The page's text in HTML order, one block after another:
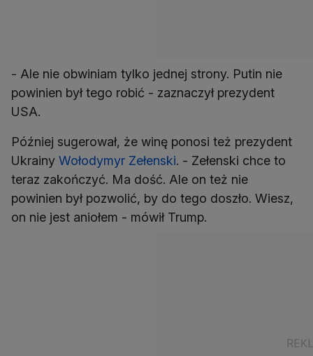
- Ale nie obwiniam tylko jednej strony. Putin nie
powinien był tego robić - zaznaczył prezydent
USA.
Później sugerował, że winę ponosi też prezydent
Ukrainy Wołodymyr Zełenski. - Zełenski chce to
teraz zakończyć. Ma dość. Ale on też nie
powinien był pozwolić, by do tego doszło. Wiesz,
on nie jest aniołem - mówił Trump.